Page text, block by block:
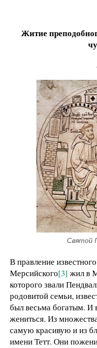
Житие
Святой
В правление
Мерсийского[3] жил в
которого звали
родовитой семьи,
был весьма богатым. И
жениться. Из
самую красивую и из
имени Тетт. Они